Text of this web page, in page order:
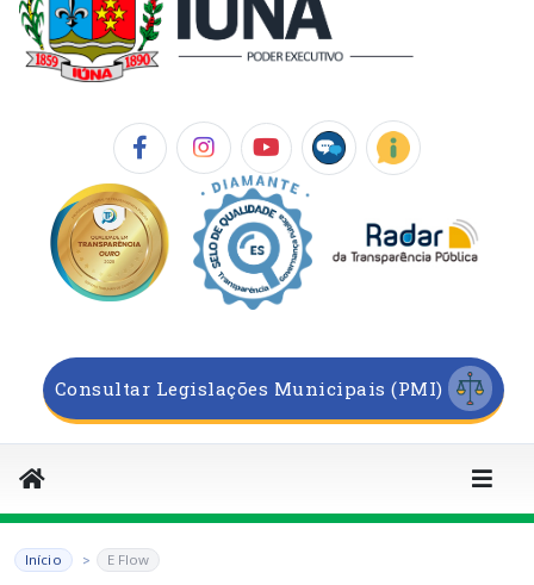
Consultar Legislações Municipais (PMI)
Início E Flow